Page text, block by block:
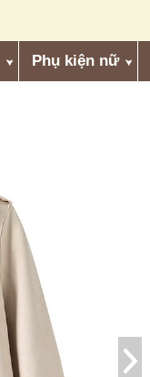
Phụ kiện nữ